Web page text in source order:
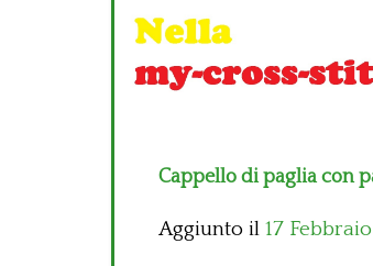
Cappello di paglia con
Aggiunto il 17